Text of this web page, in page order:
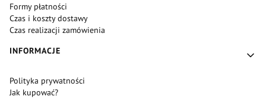
Formy płatności
Czas i koszty dostawy
Czas realizacji zamówienia
INFORMACJE
Polityka prywatności
Jak kupować?